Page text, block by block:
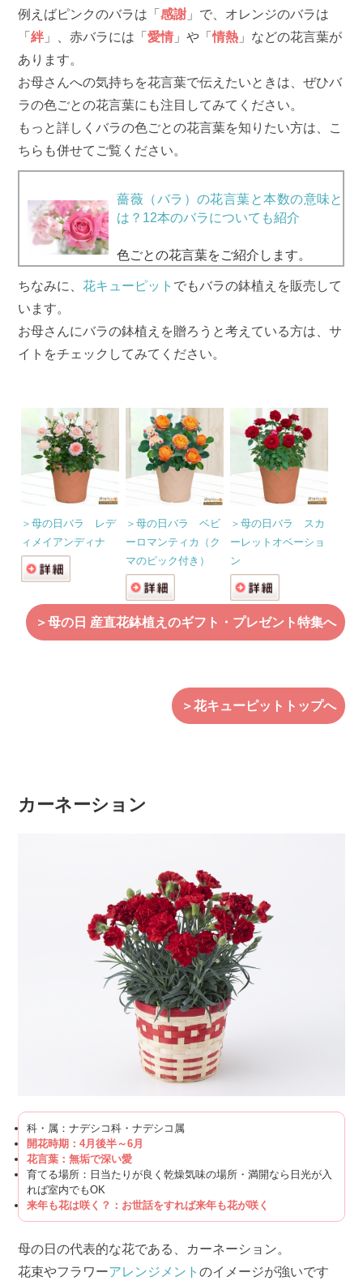
例えばピンクのバラは「感謝 」で、オレンジのバラは
「絆 」、赤バラには「愛情 」や「情熱 」などの花言葉が
あります。
お母さんへの気持ちを花言葉で伝えたいときは、ぜひバ
ラの色ごとの花言葉にも注目してみてください。
もっと詳しくバラの色ごとの花言葉を知りたい方は、こ
ちらも併せてご覧ください。
薔薇（バラ）の花言葉と本数の意味と
は？12本のバラについても紹介
色ごとの花言葉をご紹介します。
ちなみに、花キューピット でもバラの鉢植えを販売して
います。
お母さんにバラの鉢植えを贈ろうと考えている方は、サ
イトをチェックしてみてください。
＞母の日バラ レデ
ィメイアンディナ
＞母の日バラ ベビ
ーロマンティカ（ク
マのピック付き）
＞母の日バラ スカ
ーレットオベーショ
ン
＞母の日 産直花鉢植えのギフト・プレゼント特集へ
＞花キューピットトップへ
カーネーション
科・属：ナデシコ科・ナデシコ属
開花時期：4月後半～6月
花言葉：無垢で深い愛
育てる場所：日当たりが良く乾燥気味の場所・満開なら日光が入
れば室内でもOK
来年も花は咲く？：お世話をすれば来年も花が咲く
母の日の代表的な花である、カーネーション。
花束やフラワーアレンジメントのイメージが強いです